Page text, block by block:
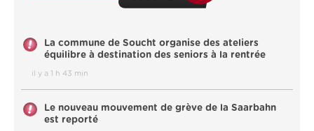
La commune de Soucht organise des ateliers
équilibre à destination des seniors à la rentrée
il y a 1 h 43 min
Le nouveau mouvement de grève de la Saarbahn
est reporté